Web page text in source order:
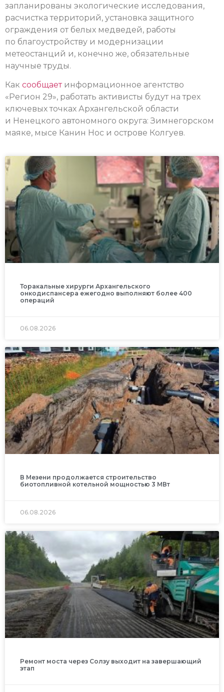
запланированы экологические исследования,
расчистка территорий, установка защитного
ограждения от белых медведей, работы
по благоустройству и модернизации
метеостанций и, конечно же, обязательные
научные труды.
Как сообщаетинформационное агентство
«Регион 29», работать активисты будут на трех
ключевых точках Архангельской области
и Ненецкого автономного округа: Зимнегорском
маяке, мысе Канин Нос и острове Колгуев.
Торакальные хирурги Архангельского
онкодиспансера ежегодно выполняют более 400
операций
06.08.2026
В Мезени продолжается строительство
биотопливной котельной мощностью 3 МВт
06.08.2026
Ремонт моста через Солзу выходит на завершающий
этап